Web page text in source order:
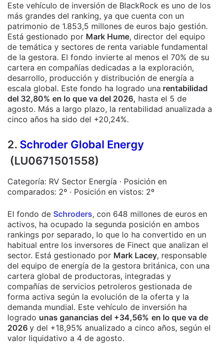
Este vehículo de inversión de BlackRock es uno de los
más grandes del ranking, ya que cuenta con un
patrimonio de 1.853,5 millones de euros bajo gestión.
Está gestionado por Mark Hume, director del equipo
de temática y sectores de renta variable fundamental
de la gestora. El fondo invierte al menos el 70% de su
cartera en compañías dedicadas a la exploración,
desarrollo, producción y distribución de energía a
escala global. Este fondo ha logrado una rentabilidad
del 32,80% en lo que va del 2026, hasta el 5 de
agosto. Más a largo plazo, la rentabilidad anualizada a
cinco años ha sido del +20,24%.
2. Schroder Global Energy
(LU0671501558)
Categoría: RV Sector Energía · Posición en
comparados: 2º · Posición en vistos: 2º
El fondo de Schroders, con 648 millones de euros en
activos, ha ocupado la segunda posición en ambos
rankings por separado, lo que lo ha convertido en un
habitual entre los inversores de Finect que analizan el
sector. Está gestionado por Mark Lacey, responsable
del equipo de energía de la gestora británica, con una
cartera global de productoras, integradas y
compañías de servicios petroleros gestionada de
forma activa según la evolución de la oferta y la
demanda mundial. Este vehículo de inversión ha
logrado unas ganancias del +34,56% en lo que va de
2026 y del +18,95% anualizado a cinco años, según el
valor liquidativo a 4 de agosto.